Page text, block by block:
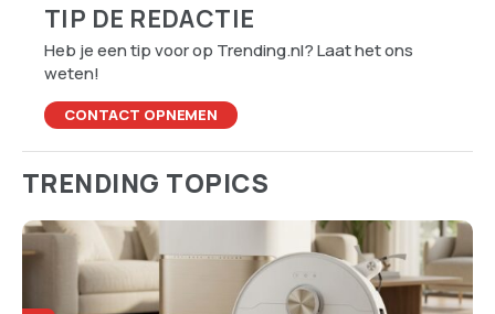
TIP DE REDACTIE
Heb je een tip voor op Trending.nl? Laat het ons
weten!
CONTACT OPNEMEN
TRENDING TOPICS